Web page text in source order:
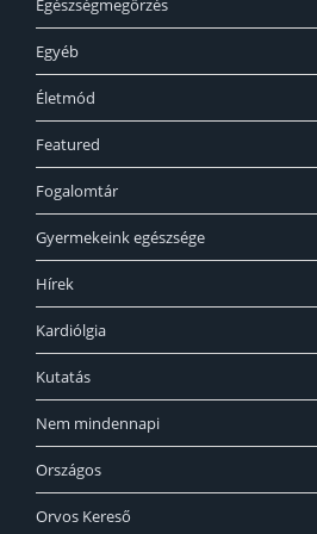
Egészségmegőrzés
Egyéb
Életmód
Featured
Fogalomtár
Gyermekeink egészsége
Hírek
Kardiólgia
Kutatás
Nem mindennapi
Országos
Orvos Kereső